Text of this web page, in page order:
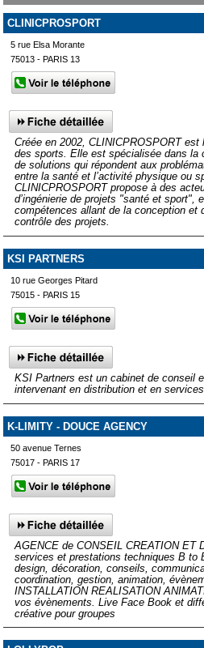
CLINICPROSPORT
5 rue Elsa Morante
75013 - PARIS 13
Créée en 2002, CLINICPROSPORT
des sports. Elle est spécialisée dans
de solutions qui répondent aux
entre la santé et l’activité physique ou
CLINICPROSPORT propose à des
d’ingénierie de projets "santé et sport",
compétences allant de la conception et
contrôle des projets.
KSI PARTNERS
10 rue Georges Pitard
75015 - PARIS 15
KSI Partners est un cabinet de conseil
intervenant en distribution et en
K-LIMITY - DOUCE AGENCY
50 avenue Ternes
75017 - PARIS 17
AGENCE de CONSEIL CREATION ET
services et prestations techniques B to
design, décoration, conseils,
coordination, gestion, animation,
INSTALLATION REALISATION
vos évènements. Live Face Book et
créative pour groupes